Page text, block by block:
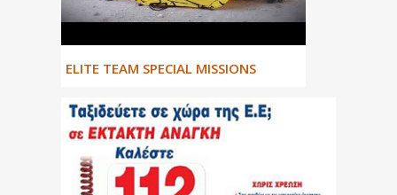
ΕLITE TEAM SPECIAL MISSIONS